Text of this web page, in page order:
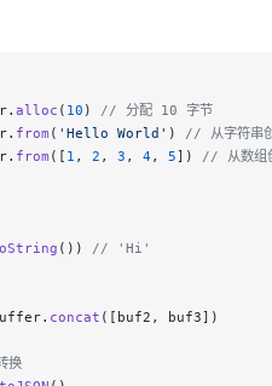
alloc ( 10 ) // 分配 10 字节
from ( 'Hello World' ) // 从字符串
from ([ 1 , 2 , 3 , 4, 5]) // 从数组
()) // 'Hi'
concat ([buf2, buf3])
换